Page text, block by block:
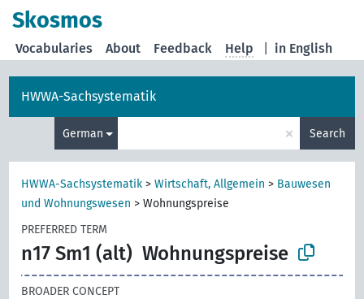
Skosmos
in English
Vocabularies About Feedback Help
HWWA-Sachsystematik
German × Search
HWWA-Sachsystematik >Wirtschaft, Allgemein > Bauwesen
und Wohnungswesen >Wohnungspreise
PREFERRED TERM
n17 Sm1 (alt) Wohnungspreise
BROADER CONCEPT